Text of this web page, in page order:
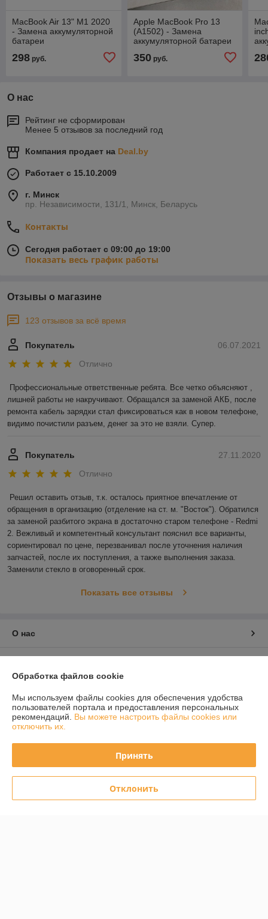
MacBook Air 13" M1 2020
- Замена аккумуляторной
батареи
298 руб.
Apple MacBook Pro 13
(A1502) - Замена
аккумуляторной батареи
350руб.
О нас
Рейтинг не сформирован
Менее 5 отзывов за последний год
Компания продает на Deal.by
Работает с 15.10.2009
г. Минск
пр. Независимости, 131/1, Минск, Беларусь
Контакты
Сегодня работает с 09:00 до 19:00
Показать весь график работы
Отзывы о магазине
123 отзывов за всё время
06.07.2021
Покупатель
Отлично
Профессиональные ответственные ребята. Все четко объясняют ,
лишней работы не накручивают. Обращался за заменой АКБ, после
ремонта кабель зарядки стал фиксироваться как в новом телефоне,
видимо почистили разъем, денег за это не взяли. Супер.
27.11.2020
Покупатель
Отлично
Решил оставить отзыв, т.к. осталось приятное впечатление от
обращения в организацию (отделение на ст. м. "Восток"). Обратился
за заменой разбитого экрана в достаточно старом телефоне - Redmi
2. Вежливый и компетентный консультант пояснил все варианты,
сориентировал по цене, перезванивал после уточнения наличия
запчастей, после их поступления, а также выполнения заказа.
Заменили стекло в оговоренный срок.
Показать все отзывы
О нас
График работы
Полная версия сайта
Политика обработки cookies
Сайт создан на платформе Deal.by
Обработка файлов cookie
Мы используем файлы cookies для обеспечения удобства
пользователей портала и предоставления персональных
рекомендаций. Вы можете настроить файлы cookies или
отключить их.
Принять
Отклонить